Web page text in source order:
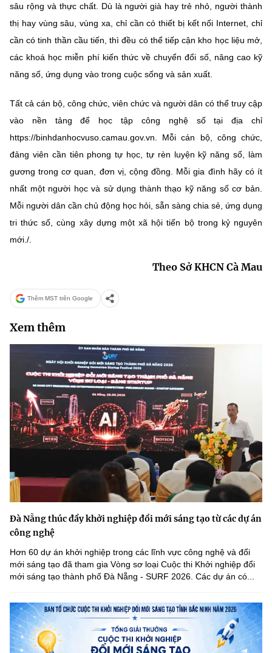
sâu rộng và thực chất. Dù là người già hay trẻ nhỏ, người thành
thị hay vùng sâu, vùng xa, chỉ cần có thiết bị kết nối Internet, chỉ
cần có tinh thần cầu tiến, thì đều có thể tiếp cận kho học liệu mở,
các khoá học miễn phí kiến thức về chuyển đổi số, nâng cao kỹ
năng số, ứng dụng vào trong cuộc sống và sản xuất.
Tất cả cán bộ, công chức, viên chức và người dân có thể truy cập
vào nền tảng để học tập công nghệ số tại địa chỉ
https://binhdanhocvuso.camau.gov.vn. Mỗi cán bộ, công chức,
đảng viên cần tiên phong tự học, tự rèn luyện kỹ năng số, làm
gương trong cơ quan, đơn vị, cộng đồng. Mỗi gia đình hãy có ít
nhất một người học và sử dụng thành thạo kỹ năng số cơ bản.
Mỗi người dân cần chủ động học hỏi, sẵn sàng chia sẻ, ứng dụng
tri thức số, cùng xây dựng một xã hội tiến bộ trong kỷ nguyên
mới./.
Theo Sở KHCN Cà Mau
Thêm MST trên Google
Xem thêm
Đà Nẵng thúc đẩy khởi nghiệp đổi mới sáng tạo từ các dự án
công nghệ
Hơn 60 dự án khởi nghiệp trong các lĩnh vực công nghệ và đổi
mới sáng tạo đã tham gia Vòng sơ loại Cuộc thi Khởi nghiệp đổi
mới sáng tạo thành phố Đà Nẵng - SURF 2026. Các dự án có...